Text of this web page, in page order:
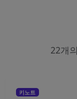
22개
키노트